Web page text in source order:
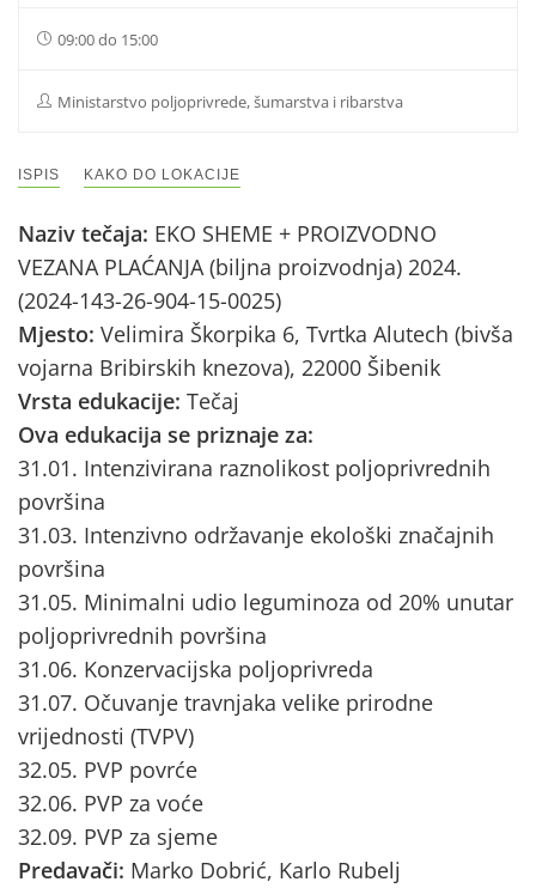
09:00 do 15:00
Ministarstvo poljoprivrede, šumarstva i ribarstva
ISPIS KAKO DO LOKACIJE
Naziv tečaja: EKO SHEME + PROIZVODNO
VEZANA PLAĆANJA (biljna proizvodnja) 2024.
(2024-143-26-904-15-0025)
Mjesto: Velimira Škorpika 6, Tvrtka Alutech (bivša
vojarna Bribirskih knezova), 22000 Šibenik
Vrsta edukacije: Tečaj
Ova edukacija se priznaje za:
31.01. Intenzivirana raznolikost poljoprivrednih
površina
31.03. Intenzivno održavanje ekološki značajnih
površina
31.05. Minimalni udio leguminoza od 20% unutar
poljoprivrednih površina
31.06. Konzervacijska poljoprivreda
31.07. Očuvanje travnjaka velike prirodne
vrijednosti (TVPV)
32.05. PVP povrće
32.06. PVP za voće
32.09. PVP za sjeme
Predavači: Marko Dobrić, Karlo Rubelj